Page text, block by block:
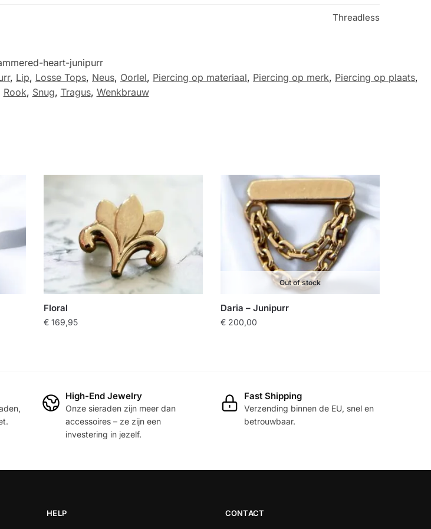
Threadless
heart-junipurr
, Lip, Losse Tops, Neus, Oorlel, Piercing op materiaal, Piercing op merk, Piercing op plaats,
Rook, Snug, Tragus, Wenkbrauw
Floral
€169,95
Out of stock
Daria – Junipurr
€200,00
High-End Jewelry
Onze sieraden zijn meer dan
accessoires – ze zijn een
investering in jezelf.
Fast Shipping
Verzending binnen de EU, snel en
betrouwbaar.
HELP CONTACT